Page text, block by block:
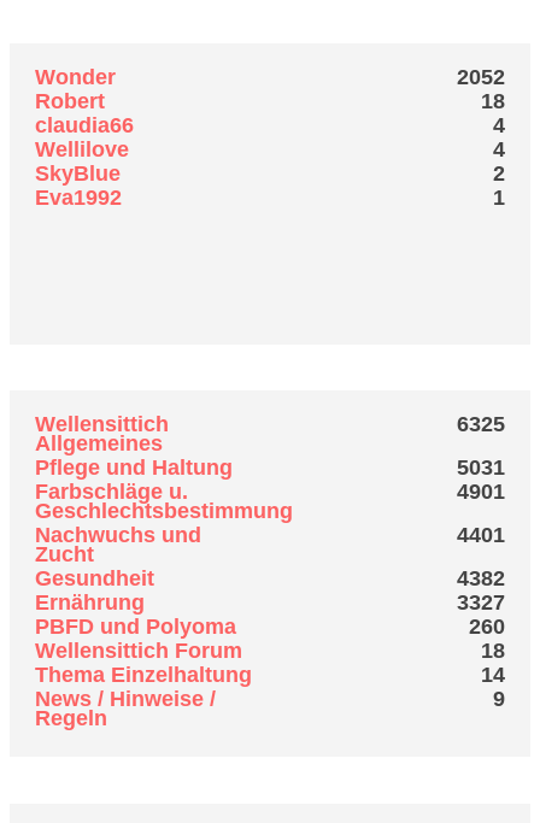
Wonder
2052
Robert
18
claudia66
4
Wellilove
4
SkyBlue
2
Eva1992
1
Wellensittich
Allgemeines
6325
Pflege und Haltung
5031
Farbschläge u.
Geschlechtsbestimmung
4901
Nachwuchs und
Zucht
4401
Gesundheit
4382
Ernährung
3327
PBFD und Polyoma
260
Wellensittich Forum
18
Thema Einzelhaltung
14
News / Hinweise /
Regeln
9